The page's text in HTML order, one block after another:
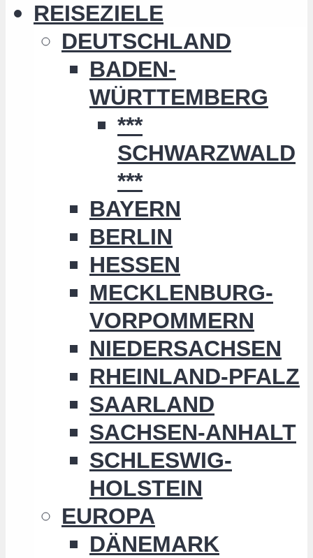
REISEZIELE
DEUTSCHLAND
BADEN-
WÜRTTEMBERG
***
SCHWARZWALD
***
BAYERN
BERLIN
HESSEN
MECKLENBURG-
VORPOMMERN
NIEDERSACHSEN
RHEINLAND-PFALZ
SAARLAND
SACHSEN-ANHALT
SCHLESWIG-
HOLSTEIN
EUROPA
DÄNEMARK